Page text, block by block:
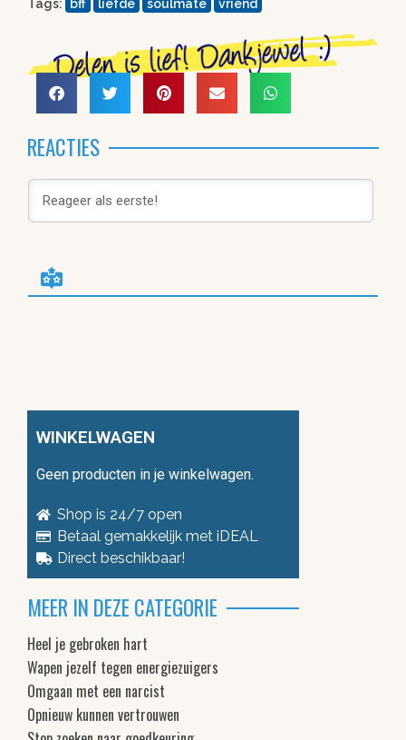
Tags: bff liefde soulmate vriend
REACTIES
WINKELWAGEN
Geen producten in je winkelwagen.
Shop is 24/7 open
Betaal gemakkelijk met iDEAL
Direct beschikbaar!
MEER IN DEZE CATEGORIE
Heel je gebroken hart
Wapen jezelf tegen energiezuigers
Omgaan met een narcist
Opnieuw kunnen vertrouwen